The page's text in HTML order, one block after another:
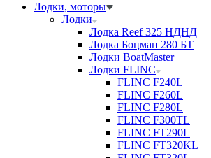
Лодки, моторы
Лодки
Лодка Reef 325 НДНД
Лодка Боцман 280 БТ
Лодки BoatMaster
Лодки FLINC
FLINC F240L
FLINC F260L
FLINC F280L
FLINC F300TL
FLINC FT290L
FLINC FT320KL